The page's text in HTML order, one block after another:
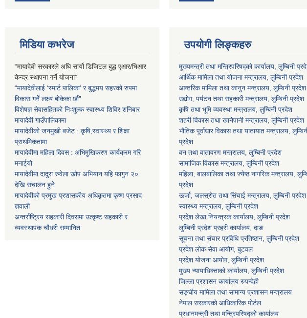
मिडिया कभरेज
“मायादेवी सरकारले अघि सार्यो डिजिटल बुद्ध एआर/भिआर
केन्द्र स्थापना गर्ने योजना”
“मायादेवीलाई ‘स्मार्ट पालिका’ र बुद्धमय सहरको रुपमा
विकास गर्ने लक्ष्य बोकेका छौं”
विशेषज्ञ सेवासहितको निःशुल्क स्वास्थ्य शिविर शनिबार
मायादेवी गाउँपालिकामा
मायादेवीको जनमुखी बजेट : कृषि,स्वास्थ्य र शिक्षा
प्राथमिकतामा
मायादेवीमा महिला दिवस : अभिमुखिकरण कार्यक्रम गरि
मनाईयो
मायादेवीमा दादुरा रुवेला खोप अभियान यहि फागुन २०
देखि संचालन हुने
मायादेवीको प्रमुख प्रशासकीय अधिकृतमा कृष्ण प्रसाद
ज्ञवाली
अन्तर्राष्ट्रिय सहकारी दिवसमा उत्कृष्ट सहकारी र
व्यवस्थापक चौधरी सम्मानित
उपयोगी लिङ्कहरु
मुख्यमन्त्री तथा मन्त्रिपरिषद्को कार्यालय, लुम्बिनी
आर्थिक मामिला तथा योजना मन्त्रालय, लुम्बिनी प्रदेश
आन्तरिक मामिला तथा कानुन मन्त्रालय, लुम्बिनी प्रदेश
उद्योग, पर्यटन तथा सहकारी मन्त्रालय, लुम्बिनी प्रदेश
कृषि तथा भूमि व्यवस्था मन्त्रालय, लुम्बिनी प्रदेश
शहरी विकास तथा खानेपानी मन्त्रालय, लुम्बिनी प्रदेश
भौतिक पूर्वाधार विकास तथा यातायात मन्त्रालय,
प्रदेश
वन तथा वातावरण मन्त्रालय, लुम्बिनी प्रदेश
सामाजिक विकास मन्त्रालय, लुम्बिनी प्रदेश
महिला, बालबालिका तथा ज्येष्ठ नागरिक मन्त्रालय,
प्रदेश
ऊर्जा, जलस्रोत तथा सिंचाई मन्त्रालय, लुम्बिनी प्रदेश
स्वास्थ्य मन्त्रालय, लुम्बिनी प्रदेश
प्रदेश लेखा नियन्त्रक कार्यालय, लुम्बिनी प्रदेश
लुम्बिनी प्रदेश प्रहरी कार्यालय, दाङ
सूचना तथा संचार प्रविधि प्रतिष्ठान, लुम्बिनी प्रदेश
प्रदेश लोक सेवा आयोग, बुटवल
प्रदेश योजना आयोग, लुम्बिनी प्रदेश
मुख्य न्यायाधिक्ताको कार्यालय, लुम्बिनी प्रदेश
जिल्ला प्रशासन कार्यालय रुपन्देही
सङ्घीय मामिला तथा सामान्य प्रशासन मन्त्रालय
नेपाल सरकारको आधिकारिक पोर्टल
प्रधानमन्त्री तथा मन्त्रिपरिषद्को कार्यालय